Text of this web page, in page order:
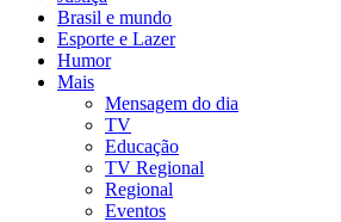
Brasil e mundo
Esporte e Lazer
Humor
Mais
Mensagem do dia
TV
Educação
TV Regional
Regional
Eventos